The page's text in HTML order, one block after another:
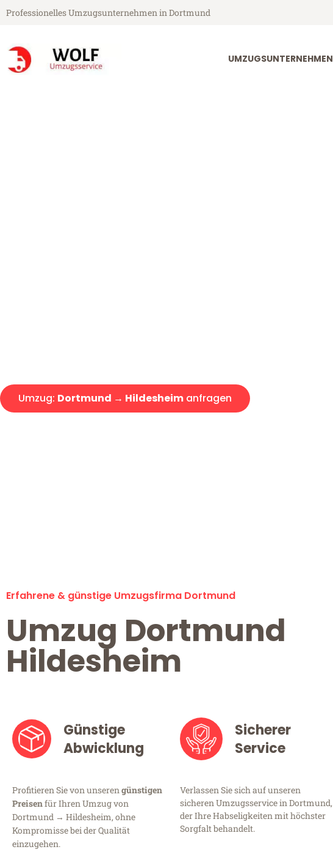
Professionelles Umzugsunternehmen in Dortmund
UMZUGSUNTERNEHMEN
Umzug: Dortmund → Hildesheim anfragen
Erfahrene & günstige Umzugsfirma Dortmund
Umzug Dortmund
Hildesheim
Günstige
Abwicklung
Profitieren Sie von unserengünstigen
Preisenfür Ihren Umzug von
Dortmund → Hildesheim, ohne
Kompromisse bei der Qualität
einzugehen.
Sicherer
Service
Verlassen Sie sich auf unseren
sicheren Umzugsservice in Dortmund,
der Ihre Habseligkeiten mit höchster
Sorgfalt behandelt.